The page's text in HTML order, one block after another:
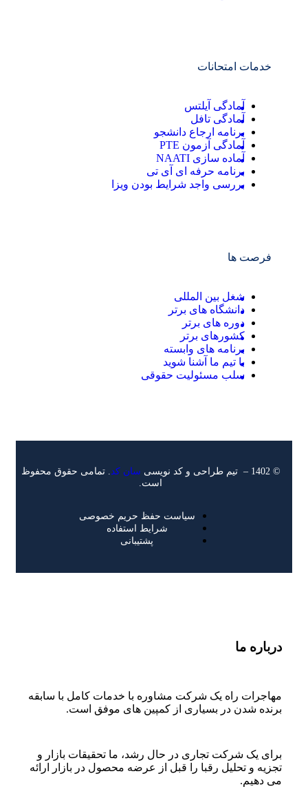
خدمات امتحانات
آمادگی آیلتس
آمادگی تافل
برنامه ارجاع دانشجو
آمادگی آزمون PTE
آماده سازی NAATI
برنامه حرفه ای آی تی
بررسی واجد شرایط بودن ویزا
فرصت ها
شغل بین المللی
دانشگاه های برتر
دوره های برتر
کشورهای برتر
برنامه های وابسته
با تیم ما آشنا شوید
سلب مسئولیت حقوقی
© 1402 – تیم طراحی و کد نویسی سان کد. تمامی حقوق محفوظ
است.
سیاست حفظ حریم خصوصی
شرایط استفاده
پشتیبانی
درباره ما
مهاجرات راه یک شرکت مشاوره با خدمات کامل با سابقه
برنده شدن در بسیاری از کمپین های موفق است.
برای یک شرکت تجاری در حال رشد، ما تحقیقات بازار و
تجزیه و تحلیل رقبا را قبل از عرضه محصول در بازار ارائه
می دهیم.